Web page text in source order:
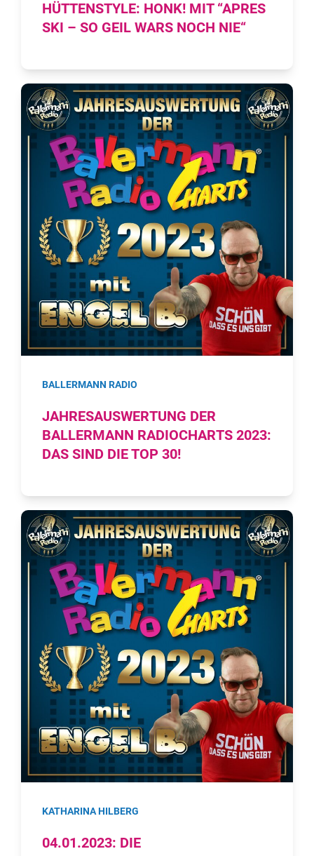
HÜTTENSTYLE: HONK! MIT “APRES
SKI – SO GEIL WARS NOCH NIE“
BALLERMANN RADIO
JAHRESAUSWERTUNG DER
BALLERMANN RADIOCHARTS 2023:
DAS SIND DIE TOP 30!
KATHARINA HILBERG
04.01.2023: DIE